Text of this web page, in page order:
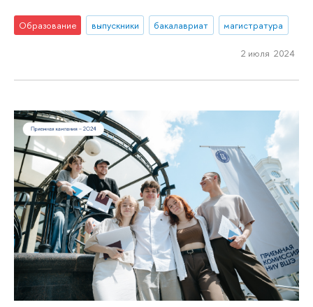
Образование выпускники бакалавриат магистратура
2 июля 2024